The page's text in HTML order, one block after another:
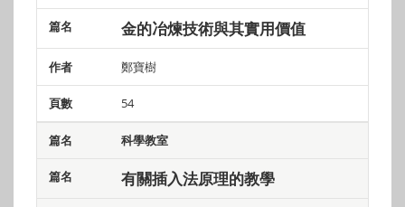
金的冶煉技術與其實用價值
鄭寶樹
54
科學教室
有關插入法原理的教學